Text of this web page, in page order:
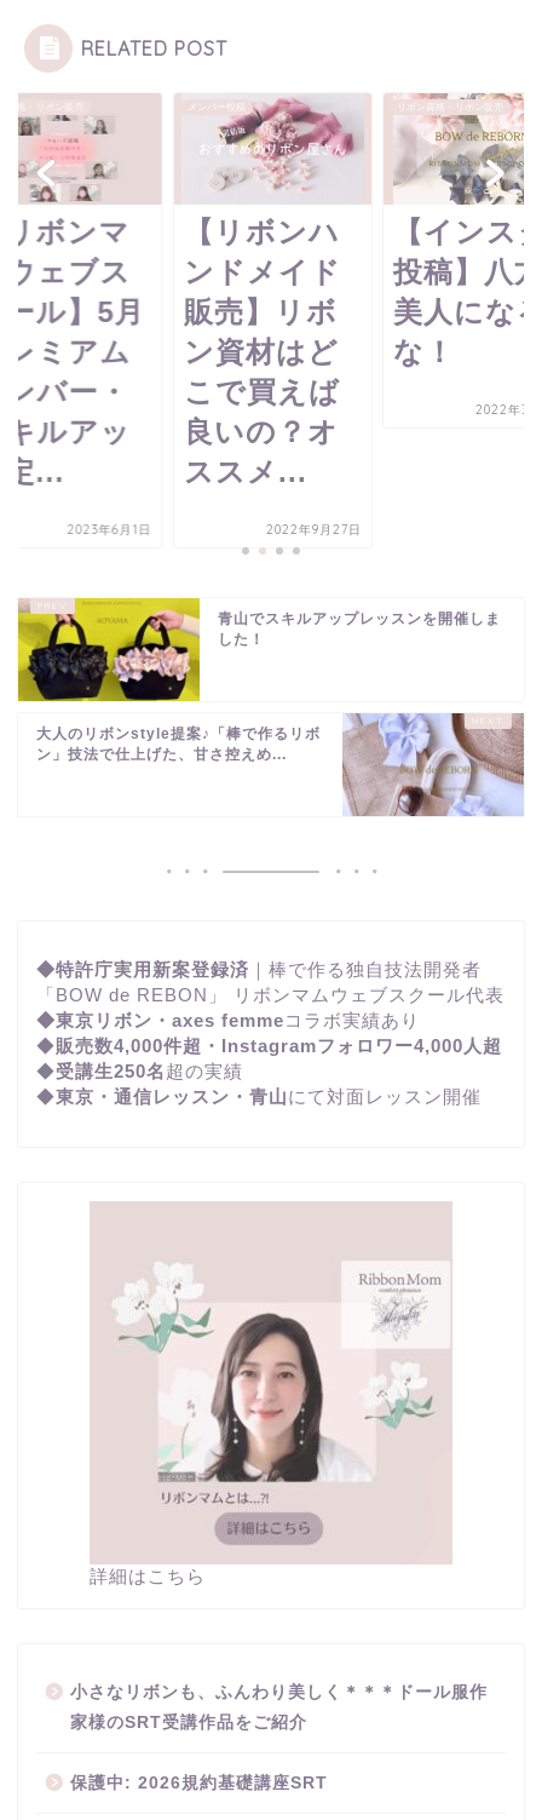
RELATED POST
ボンマ
ェブス
ル】5月
ミアム
バー・
ルアッ
...
2023年6月1日
メンバー投稿
【リボンハ
ンドメイド
販売】リボ
ン資材はど
こで買えば
良いの？オ
ススメ...
2022年9月27日
リボン資格・リボン販売
【インス
投稿】八
美人にな
な！
2022年3
青山でスキルアップレッスンを開催しま
した！
大人のリボンstyle提案♪「棒で作るリボ
ン」技法で仕上げた、甘さ控えめ...
◆特許庁実用新案登録済 ｜棒で作る独自技法開発者
「BOW de REBON」 リボンマムウェブスクール代表
◆東京リボン・axes femmeコラボ実績あり
◆販売数4,000件超・Instagramフォロワー4,000人超
◆受講生250名 超の実績
◆東京・通信レッスン・青山にて対面レッスン開催
詳細はこちら
小さなリボンも、ふんわり美しく＊＊＊ドール服作
家様のSRT受講作品をご紹介
保護中: 2026規約基礎講座SRT